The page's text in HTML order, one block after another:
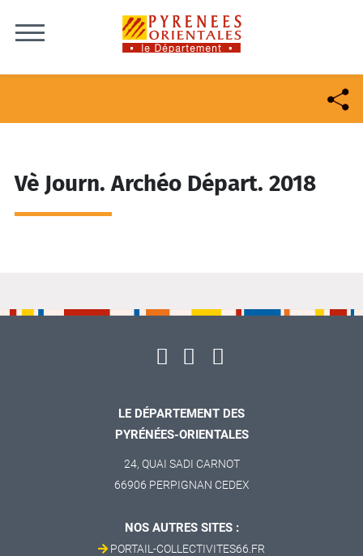
Vè Journ. Archéo Départ. 2018
LE DÉPARTEMENT DES
PYRÉNÉES-ORIENTALES
24, QUAI SADI CARNOT
66906 PERPIGNAN CEDEX
NOS AUTRES SITES :
PORTAIL-COLLECTIVITES66.FR